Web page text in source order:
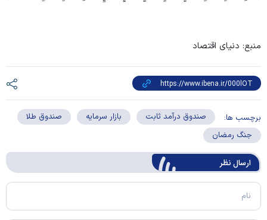
منبع: دنیای اقتصاد
برچسب ها: صندوق درآمد ثابت بازار سرمایه
صندوق طلا
جنگ رمضان
ارسال‌ نظر